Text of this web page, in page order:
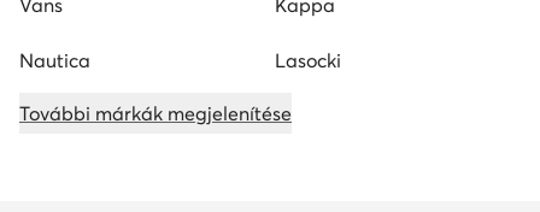
Nautica Lasocki
További márkák megjelenítése